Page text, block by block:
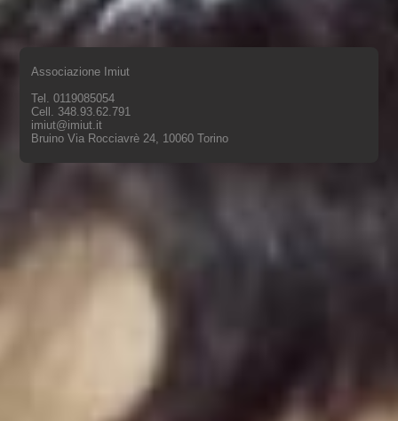
Associazione Imiut
Tel. 0119085054
Cell. 348.93.62.791
imiut@imiut.it
Bruino Via Rocciavrè 24, 10060 Torino